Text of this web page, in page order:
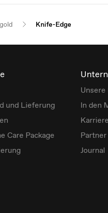
Knife-Edge
und Lieferung
Care Package
In den
Karriere
Partner
Journal